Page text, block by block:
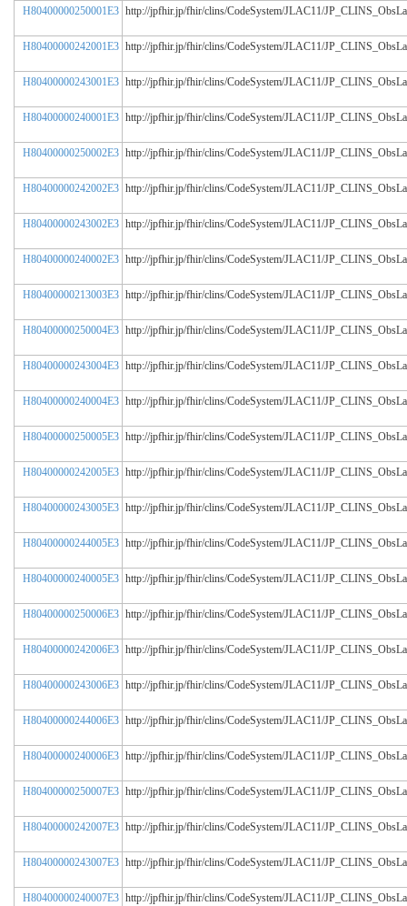
H80400000250001E3 http://jpfhir.jp/fhir/clins/CodeSystem/JLAC11/
H80400000242001E3 http://jpfhir.jp/fhir/clins/CodeSystem/JLAC11/
H80400000243001E3 http://jpfhir.jp/fhir/clins/CodeSystem/JLAC11/
H80400000240001E3 http://jpfhir.jp/fhir/clins/CodeSystem/JLAC11/
H80400000250002E3 http://jpfhir.jp/fhir/clins/CodeSystem/JLAC11/
H80400000242002E3 http://jpfhir.jp/fhir/clins/CodeSystem/JLAC11/
H80400000243002E3 http://jpfhir.jp/fhir/clins/CodeSystem/JLAC11/
H80400000240002E3 http://jpfhir.jp/fhir/clins/CodeSystem/JLAC11/
H80400000213003E3 http://jpfhir.jp/fhir/clins/CodeSystem/JLAC11/
H80400000250004E3 http://jpfhir.jp/fhir/clins/CodeSystem/JLAC11/
H80400000243004E3 http://jpfhir.jp/fhir/clins/CodeSystem/JLAC11/
H80400000240004E3 http://jpfhir.jp/fhir/clins/CodeSystem/JLAC11/
H80400000250005E3 http://jpfhir.jp/fhir/clins/CodeSystem/JLAC11/
H80400000242005E3 http://jpfhir.jp/fhir/clins/CodeSystem/JLAC11/
H80400000243005E3 http://jpfhir.jp/fhir/clins/CodeSystem/JLAC11/
H80400000244005E3 http://jpfhir.jp/fhir/clins/CodeSystem/JLAC11/
H80400000240005E3 http://jpfhir.jp/fhir/clins/CodeSystem/JLAC11/
H80400000250006E3 http://jpfhir.jp/fhir/clins/CodeSystem/JLAC11/
H80400000242006E3 http://jpfhir.jp/fhir/clins/CodeSystem/JLAC11/
H80400000243006E3 http://jpfhir.jp/fhir/clins/CodeSystem/JLAC11/
H80400000244006E3 http://jpfhir.jp/fhir/clins/CodeSystem/JLAC11/
H80400000240006E3 http://jpfhir.jp/fhir/clins/CodeSystem/JLAC11/
H80400000250007E3 http://jpfhir.jp/fhir/clins/CodeSystem/JLAC11/
H80400000242007E3 http://jpfhir.jp/fhir/clins/CodeSystem/JLAC11/
H80400000243007E3 http://jpfhir.jp/fhir/clins/CodeSystem/JLAC11/
H80400000240007E3 http://jpfhir.jp/fhir/clins/CodeSystem/JLAC11/